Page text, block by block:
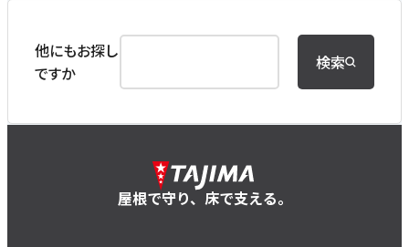
他にもお探し
ですか
検索
屋根で守り、床で支える。